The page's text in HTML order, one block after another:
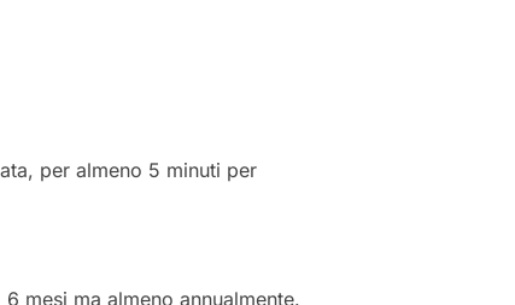
per almeno 5 minuti per
mesi ma almeno annualmente.